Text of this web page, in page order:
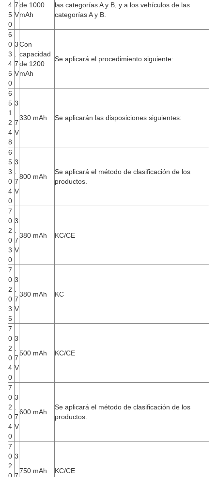
4
5
0
7
V
de 1000
mAh
las categorías A y B, y a los vehículos de las
categorías A y B.
6
0
3
4
5
0
3
.
7
V
Con
capacidad
de 1200
mAh
Se aplicará el procedimiento siguiente:
6
5
1
2
4
8
3
.
7
V
330 mAh Se aplicarán las disposiciones siguientes:
6
5
3
0
4
0
3
.
7
V
800 mAh
Se aplicará el método de clasificación de los
productos.
7
0
2
0
3
0
3
.
7
V
380 mAh KC/CE
7
0
2
0
3
5
3
.
7
V
380 mAh KC
7
0
2
0
4
0
3
.
7
V
500 mAh KC/CE
7
0
2
0
4
0
3
.
7
V
600 mAh
Se aplicará el método de clasificación de los
productos.
7
0
2
3
.
750 mAh KC/CE